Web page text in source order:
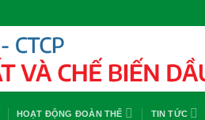
HOẠT ĐỘNG ĐOÀN THỂ TIN TỨC